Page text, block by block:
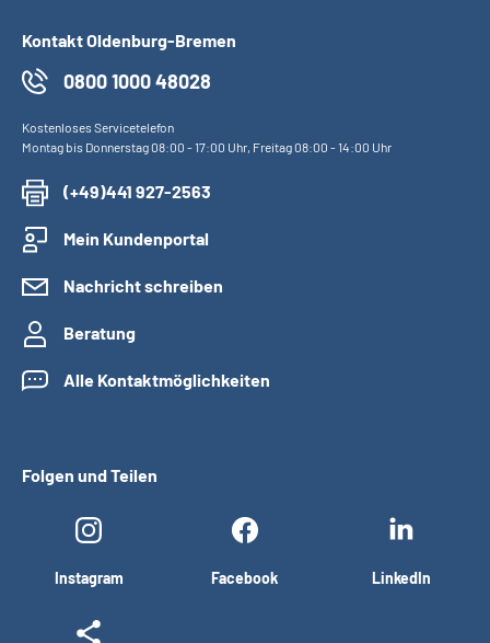
Kontakt Oldenburg-Bremen
0800 1000 48028
Kostenloses Servicetelefon
Montag bis Donnerstag 08:00 - 17:00 Uhr, Freitag 08:00 - 14:00 Uhr
(+49)441 927-2563
Mein Kundenportal
Nachricht schreiben
Beratung
Alle Kontaktmöglichkeiten
Folgen und Teilen
Instagram Facebook LinkedIn